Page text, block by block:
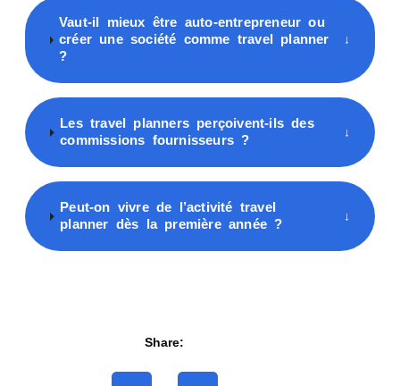
Vaut-il mieux être auto-entrepreneur ou
créer une société comme travel planner
?
↓
Les travel planners perçoivent-ils des
commissions fournisseurs ?
↓
Peut-on vivre de l’activité travel
planner dès la première année ?
↓
Share: